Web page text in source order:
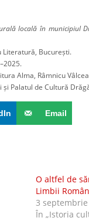
locală în municipiul
Literatură, București.
Alma, Râmnicu
Palatul de Cultură
Email
O altfel de
Limbii
3 septembrie
În „Istoria